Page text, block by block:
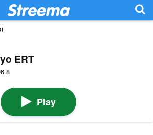
ERT
Play